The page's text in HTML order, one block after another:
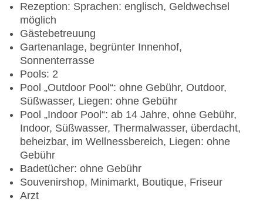
Rezeption: Sprachen: englisch, Geldwechsel
möglich
Gästebetreuung
Gartenanlage, begrünter Innenhof,
Sonnenterrasse
Pools: 2
Pool „Outdoor Pool“: ohne Gebühr, Outdoor,
Süßwasser, Liegen: ohne Gebühr
Pool „Indoor Pool“: ab 14 Jahre, ohne Gebühr,
Indoor, Süßwasser, Thermalwasser, überdacht,
beheizbar, im Wellnessbereich, Liegen: ohne
Gebühr
Badetücher: ohne Gebühr
Souvenirshop, Minimarkt, Boutique, Friseur
Arzt